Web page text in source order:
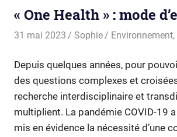
« One Health » : mode
31 mai 2023 Sophie Environnement,
Depuis quelques années, pour
des questions complexes et
recherche interdisciplinaire et
multiplient. La pandémie COVID-19
mis en évidence la nécessité d’une